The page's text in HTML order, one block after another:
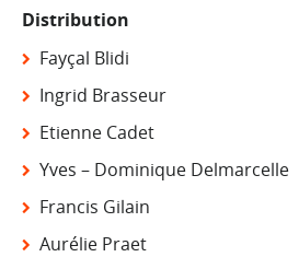
Distribution
Fayçal Blidi
Ingrid Brasseur
Etienne Cadet
Yves – Dominique Delmarcelle
Francis Gilain
Aurélie Praet